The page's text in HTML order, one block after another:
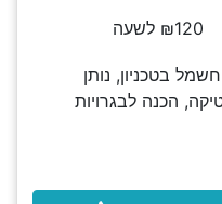
₪120 לשעה
בטכניון, נותן
הכנה לבגרויות